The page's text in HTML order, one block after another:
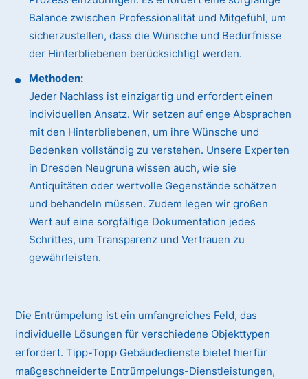
Balance zwischen Professionalität und Mitgefühl, um
sicherzustellen, dass die Wünsche und Bedürfnisse
der Hinterbliebenen berücksichtigt werden.
Methoden:
Jeder Nachlass ist einzigartig und erfordert einen
individuellen Ansatz. Wir setzen auf enge Absprachen
mit den Hinterbliebenen, um ihre Wünsche und
Bedenken vollständig zu verstehen. Unsere Experten
in Dresden Neugruna wissen auch, wie sie
Antiquitäten oder wertvolle Gegenstände schätzen
und behandeln müssen. Zudem legen wir großen
Wert auf eine sorgfältige Dokumentation jedes
Schrittes, um Transparenz und Vertrauen zu
gewährleisten.
Die Entrümpelung ist ein umfangreiches Feld, das
individuelle Lösungen für verschiedene Objekttypen
erfordert. Tipp-Topp Gebäudedienste bietet hierfür
maßgeschneiderte Entrümpelungs-Dienstleistungen,